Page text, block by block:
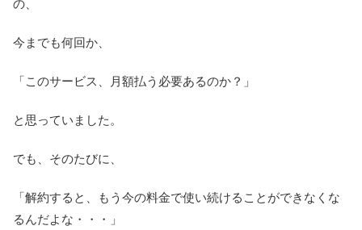
の、
今までも何回か、
「このサービス、月額払う必要あるのか？」
と思っていました。
でも、そのたびに、
「解約すると、もう今の料金で使い続けることができなくな
るんだよな・・・」